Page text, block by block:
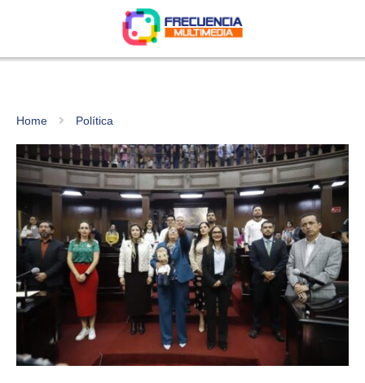
Home Política